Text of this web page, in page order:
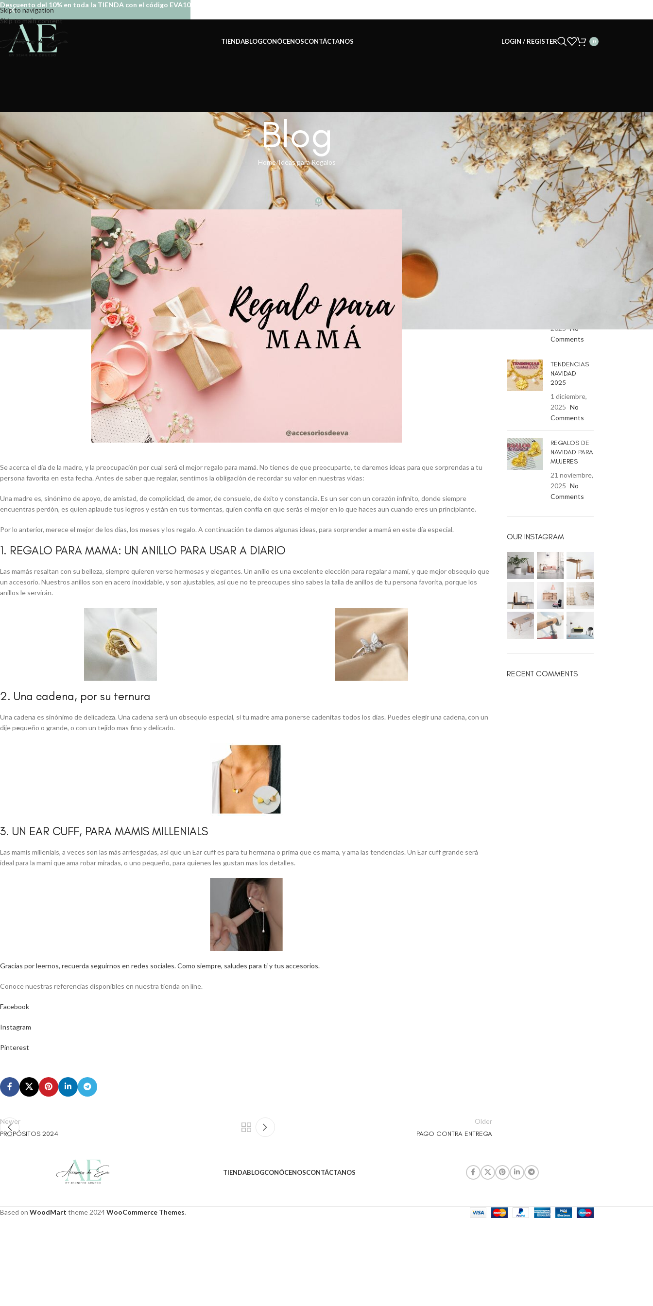
Skip to navigation
Skip to main content
TIENDABLOGCONÓCENOSCONTÁCTANOS LOGIN / REGISTER 0
Blog
Home Ideas para Regalos
IDEAS PARA REGALOS
REGALO PARA MAMÁ
On 27 abril, 2023 0
Se acerca el día de la madre, y la preocupación por cual será el mejor regalo para mamá. No tienes de que preocuparte, te daremos ideas para que sorprendas a tu
persona favorita en esta fecha. Antes de saber que regalar, sentimos la obligación de recordar su valor en nuestras vidas:
Una madre es, sinónimo de apoyo, de amistad, de complicidad, de amor, de consuelo, de éxito y constancia. Es un ser con un corazón infinito, donde siempre
encuentras perdón, es quien aplaude tus logros y están en tus tormentas, quien confía en que serás el mejor en lo que haces aun cuando eres un principiante.
Por lo anterior, merece el mejor de los días, los meses y los regalo. A continuación te damos algunas ideas, para sorprender a mamá en este día especial.
1. REGALO PARA MAMA: UN ANILLO PARA USAR A DIARIO
Las mamás resaltan con su belleza, siempre quieren verse hermosas y elegantes. Un anillo es una excelente elección para regalar a mami, y que mejor obsequio que
un accesorio. Nuestros anillos son en acero inoxidable, y son ajustables, así que no te preocupes sino sabes la talla de anillos de tu persona favorita, porque los
anillos le servirán.
2. Una cadena, por su ternura
Una cadena es sinónimo de delicadeza. Una cadena será un obsequio especial, si tu madre ama ponerse cadenitas todos los días. Puedes elegir una cadena,con un
dije pequeño o grande, o con un tejido mas fino y delicado.
3. UN EAR CUFF, PARA MAMIS MILLENIALS
Las mamis millenials, a veces son las más arriesgadas, así que un Ear cuff es para tu hermana o prima que es mama, y ama las tendencias. Un Ear cuff grande será
ideal para la mami que ama robar miradas, o uno pequeño, para quienes les gustan mas los detalles.
Gracias por leernos, recuerda seguirnos en redes sociales. Como siempre, saludes para ti y tus accesorios.
Conoce nuestras referencias disponibles en nuestra tienda on line.
Facebook
Instagram
Pinterest
Newer
PROPÓSITOS 2024
Older
PAGO CONTRA ENTREGA
CATEGORÍAS
Fechas Especiales
Ideas para Regalos
Ideas para Ti
Tips de Joyas
2025 No
Comments
TENDENCIAS
NAVIDAD
2025
1 diciembre,
2025 No
Comments
REGALOS DE
NAVIDAD PARA
MUJERES
21 noviembre,
2025 No
Comments
OUR INSTAGRAM
RECENT COMMENTS
TIENDABLOGCONÓCENOSCONTÁCTANOS
Based on WoodMart theme 2024WooCommerce Themes.
Descuento del 10% en toda la TIENDA con el código EVA10